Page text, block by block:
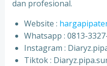
dan profesional.
Website :
Whatsapp : 0813-
⁠Instagram :
⁠Tiktok :